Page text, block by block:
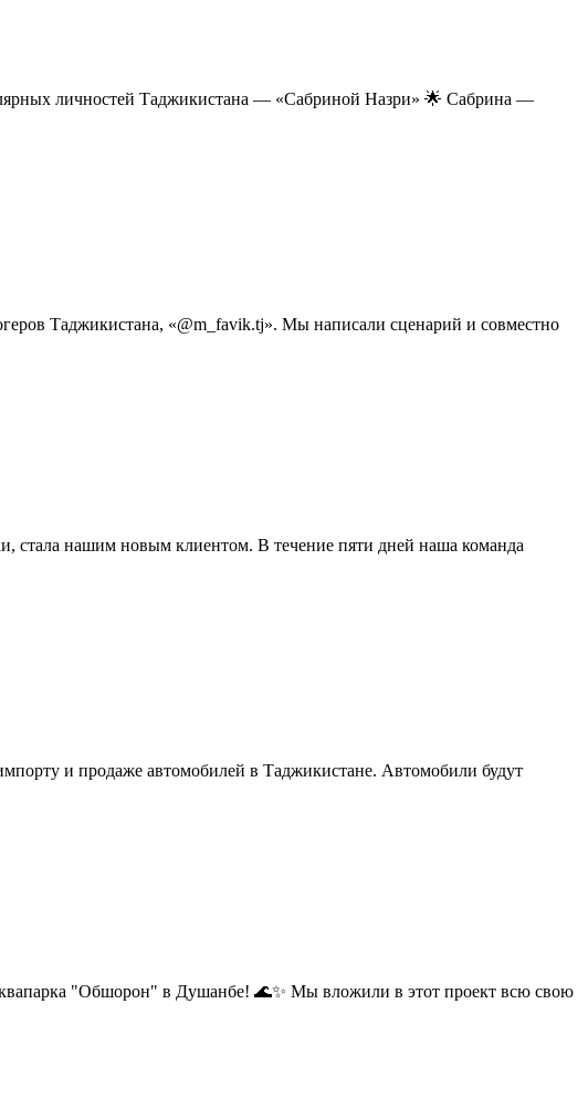
личностей Таджикистана — «Сабриной Назри» 🌟 Сабрина —
Таджикистана, «@m_favik.tj». Мы написали сценарий и совместно
стала нашим новым клиентом. В течение пяти дней наша команда
и продаже автомобилей в Таджикистане. Автомобили будут
"Обшорон" в Душанбе! 🌊✨ Мы вложили в этот проект всю свою